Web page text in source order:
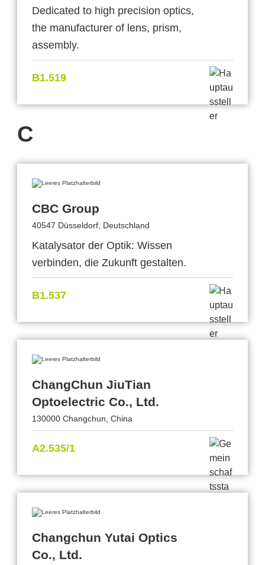
Dedicated to high precision optics,
the manufacturer of lens, prism,
assembly.
B1.519
C
CBC Group
40547 Düsseldorf, Deutschland
Katalysator der Optik: Wissen
verbinden, die Zukunft gestalten.
B1.537
ChangChun JiuTian
Optoelectric Co., Ltd.
130000 Changchun, China
A2.535/1
Changchun Yutai Optics
Co., Ltd.